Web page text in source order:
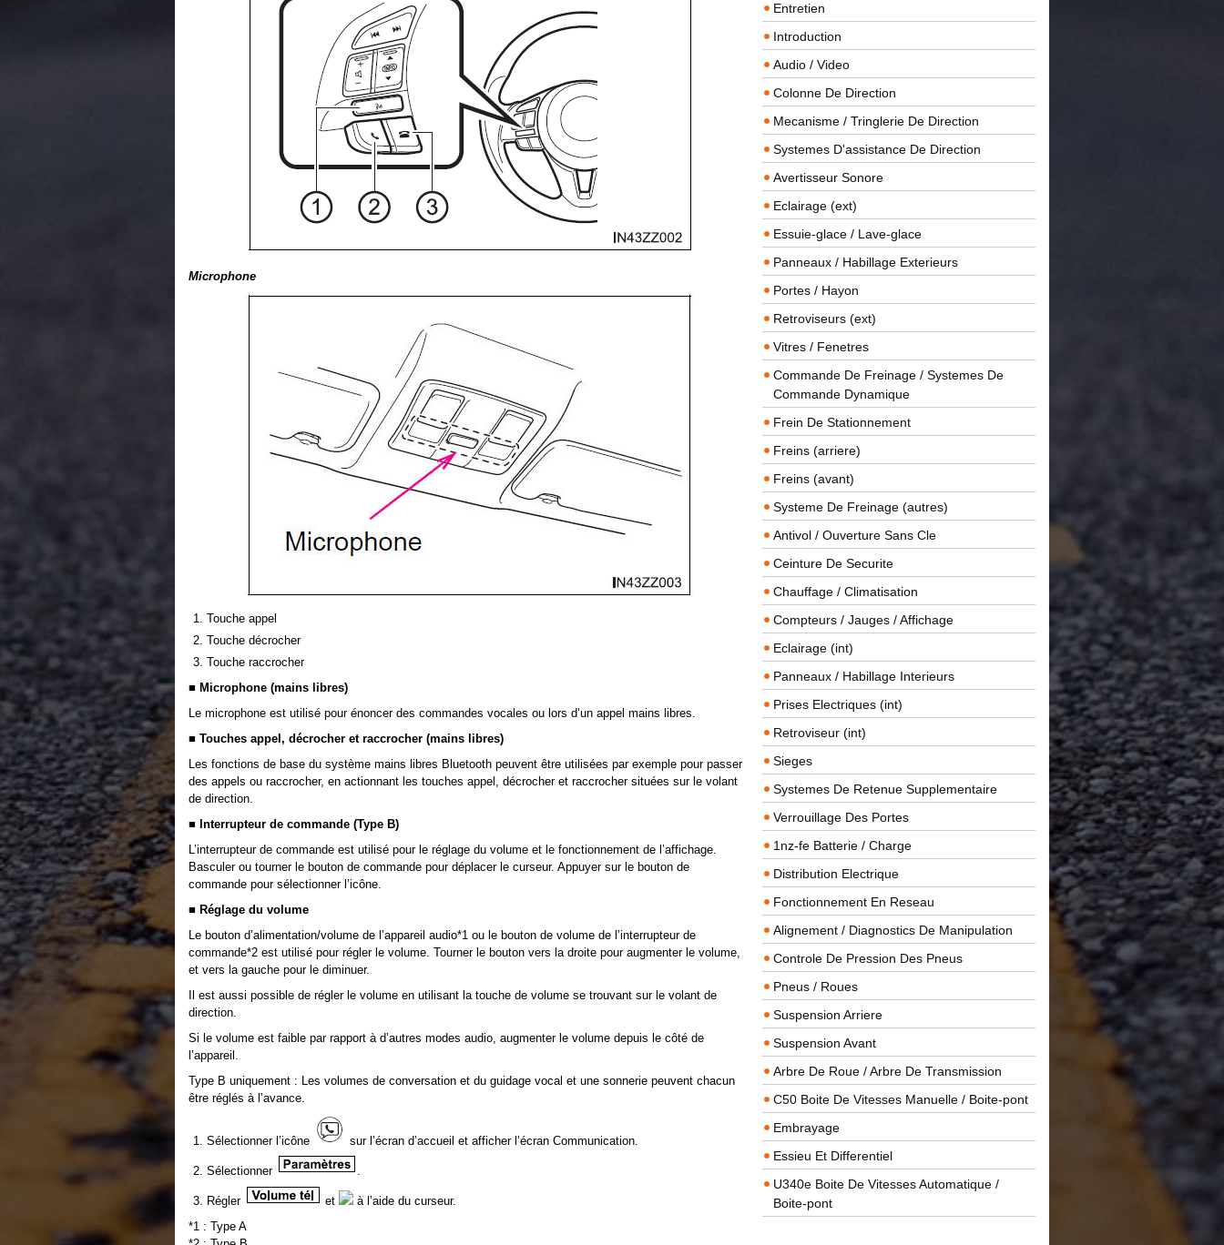
Microphone
Touche appel
Touche décrocher
Touche raccrocher
■ Microphone (mains libres)
Le microphone est utilisé pour énoncer des commandes vocales ou lors d’un appel mains libres.
■ Touches appel, décrocher et raccrocher (mains libres)
Les fonctions de base du système mains libres Bluetooth peuvent être utilisées par exemple pour passer
des appels ou raccrocher, en actionnant les touches appel, décrocher et raccrocher situées sur le volant
de direction.
■ Interrupteur de commande (Type B)
L’interrupteur de commande est utilisé pour le réglage du volume et le fonctionnement de l’affichage.
Basculer ou tourner le bouton de commande pour déplacer le curseur. Appuyer sur le bouton de
commande pour sélectionner l’icône.
■ Réglage du volume
Le bouton d’alimentation/volume de l’appareil audio*1 ou le bouton de volume de l’interrupteur de
commande*2 est utilisé pour régler le volume. Tourner le bouton vers la droite pour augmenter le volume,
et vers la gauche pour le diminuer.
Il est aussi possible de régler le volume en utilisant la touche de volume se trouvant sur le volant de
direction.
Si le volume est faible par rapport à d’autres modes audio, augmenter le volume depuis le côté de
l’appareil.
Type B uniquement : Les volumes de conversation et du guidage vocal et une sonnerie peuvent chacun
être réglés à l’avance.
Sélectionner l’icône sur l’écran d’accueil et afficher l’écran Communication.
Sélectionner .
Régler et
à l’aide du curseur.
*1 : Type A
Entretien
Introduction
Audio / Video
Colonne De Direction
Mecanisme / Tringlerie De Direction
Systemes D'assistance De Direction
Avertisseur Sonore
Eclairage (ext)
Essuie-glace / Lave-glace
Panneaux / Habillage Exterieurs
Portes / Hayon
Retroviseurs (ext)
Vitres / Fenetres
Commande De Freinage / Systemes De
Commande Dynamique
Frein De Stationnement
Freins (arriere)
Freins (avant)
Systeme De Freinage (autres)
Antivol / Ouverture Sans Cle
Ceinture De Securite
Chauffage / Climatisation
Compteurs / Jauges / Affichage
Eclairage (int)
Panneaux / Habillage Interieurs
Prises Electriques (int)
Retroviseur (int)
Sieges
Systemes De Retenue Supplementaire
Verrouillage Des Portes
1nz-fe Batterie / Charge
Distribution Electrique
Fonctionnement En Reseau
Alignement / Diagnostics De Manipulation
Controle De Pression Des Pneus
Pneus / Roues
Suspension Arriere
Suspension Avant
Arbre De Roue / Arbre De Transmission
C50 Boite De Vitesses Manuelle / Boite-pont
Embrayage
Essieu Et Differentiel
U340e Boite De Vitesses Automatique /
Boite-pont